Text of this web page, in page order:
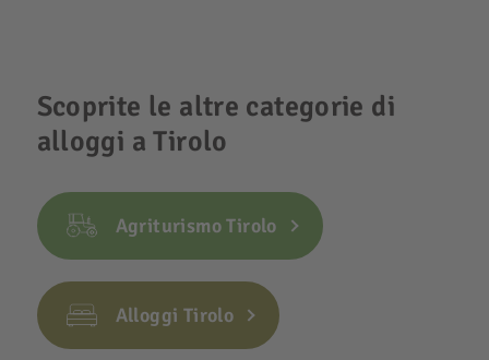
Scoprite le altre categorie di
alloggi a Tirolo
Agriturismo Tirolo
Alloggi Tirolo